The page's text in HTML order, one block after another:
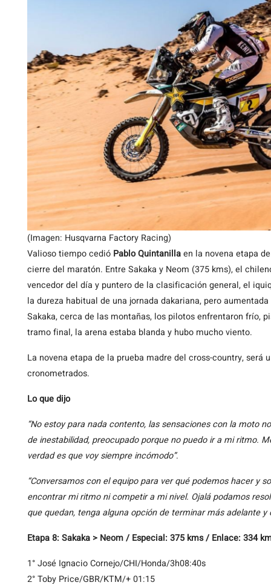
(Imagen: Husqvarna Factory Racing)
Valioso tiempo cedió Pablo Quintanillaen la novena etapa
cierre del maratón. Entre Sakaka y Neom (375 kms), el
vencedor del día y puntero de la clasificación general, el
la dureza habitual de una jornada dakariana, pero
Sakaka, cerca de las montañas, los pilotos enfrentaron frío,
tramo final, la arena estaba blanda y hubo mucho viento.
La novena etapa de la prueba madre del cross-country,
cronometrados.
Lo que dijo
“No estoy para nada contento, las sensaciones con la moto
de inestabilidad, preocupado porque no puedo ir a mi ritmo.
verdad es que voy siempre incómodo”.
“Conversamos con el equipo para ver qué podemos hacer y
encontrar mi ritmo ni competir a mi nivel. Ojalá podamos
que quedan, tenga alguna opción de terminar más adelante y
Etapa 8: Sakaka > Neom / Especial: 375 kms / Enlace: 334
1° José Ignacio Cornejo/CHI/Honda/3h08:40s
2° Toby Price/GBR/KTM/+ 01:15